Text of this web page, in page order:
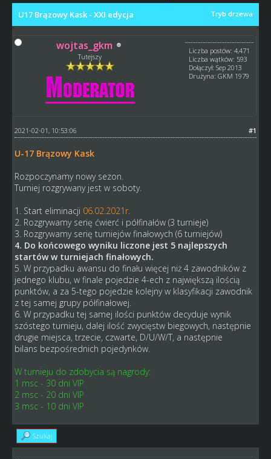
Tryb drzewa
U17 Brązowy Kask - XXI edycja
wojtas_gkm
Tutejszy
Liczba postów: 4,471
Liczba wątków: 593
Dołączył: Sep 2013
Drużyna: GKM 1979
#1
2021-02-01, 10:53:06
U-17 Brązowy Kask
Rozpoczynamy nowy sezon.
Turniej rozgrywany jest w soboty.
1. Start eliminacji 06.02.2021r.
2. Rozgrywamy serię ćwierć i półfinałów (3 turnieje)
3. Rozgrywamy serię turniejów finałowych (6 turniejów)
4. Do końcowego wyniku liczone jest 5 najlepszych
startów w turniejach finałowych.
5. W przypadku awansu do finału więcej niż 4 zawodników z
jednego klubu, w finale pojedzie 4-ech z największą ilością
punktów, a za 5-tego pojedzie kolejny w klasyfikacji zawodnik
z tej samej grupy półfinałowej.
6. W przypadku tej samej ilości punktów decyduje wynik
szóstego turnieju, dalej ilość zwycięstw biegowych, następnie
drugie miejsca, trzecie, czwarte, D/U/W/T, a następnie
bilans bezpośrednich pojedynków.
W turnieju do zdobycia są nagrody:
1 msc - 30 dni VIP
2 msc - 20 dni VIP
3 msc - 10 dni VIP
Szukaj